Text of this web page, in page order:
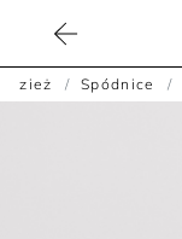
Spódnice